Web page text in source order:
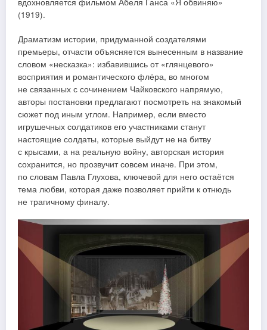
вдохновляется фильмом Абеля Ганса «Я обвиняю»
(1919).
Драматизм истории, придуманной создателями
премьеры, отчасти объясняется вынесенным в название
словом «несказка»: избавившись от «глянцевого»
восприятия и романтического флёра, во многом
не связанных с сочинением Чайковского напрямую,
авторы постановки предлагают посмотреть на знакомый
сюжет под иным углом. Например, если вместо
игрушечных солдатиков его участниками станут
настоящие солдаты, которые выйдут не на битву
с крысами, а на реальную войну, авторская история
сохранится, но прозвучит совсем иначе. При этом,
по словам Павла Глухова, ключевой для него остаётся
тема любви, которая даже позволяет прийти к отнюдь
не трагичному финалу.